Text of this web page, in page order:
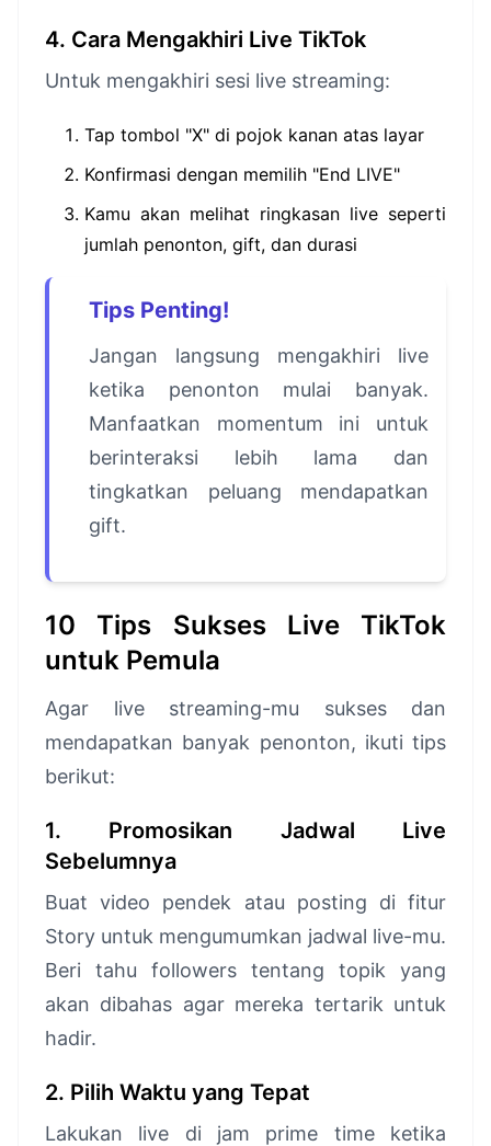
4. Cara Mengakhiri Live TikTok
Untuk mengakhiri sesi live streaming:
Tap tombol "X" di pojok kanan atas layar
Konfirmasi dengan memilih "End LIVE"
Kamu akan melihat ringkasan live seperti
jumlah penonton, gift, dan durasi
Tips Penting!
Jangan langsung mengakhiri live
ketika penonton mulai banyak.
Manfaatkan momentum ini untuk
berinteraksi lebih lama dan
tingkatkan peluang mendapatkan
gift.
10 Tips Sukses Live TikTok
untuk Pemula
Agar live streaming-mu sukses dan
mendapatkan banyak penonton, ikuti tips
berikut:
1. Promosikan Jadwal Live
Sebelumnya
Buat video pendek atau posting di fitur
Story untuk mengumumkan jadwal live-mu.
Beri tahu followers tentang topik yang
akan dibahas agar mereka tertarik untuk
hadir.
2. Pilih Waktu yang Tepat
Lakukan live di jam prime time ketika